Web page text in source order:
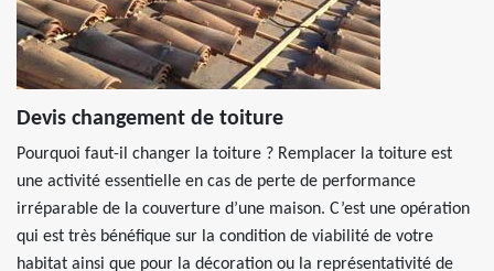
Devis changement de toiture
Pourquoi faut-il changer la toiture ? Remplacer la toiture est
une activité essentielle en cas de perte de performance
irréparable de la couverture d’une maison. C’est une opération
qui est très bénéfique sur la condition de viabilité de votre
habitat ainsi que pour la décoration ou la représentativité de